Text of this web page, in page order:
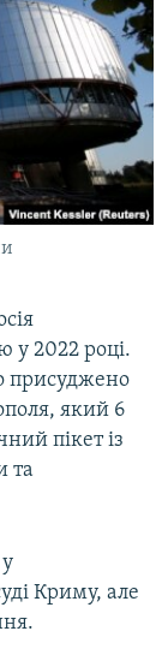
у 2022 році.
присуджено
який 6
пікет із
та
Криму, але